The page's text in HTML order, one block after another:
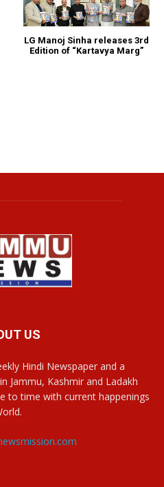
LG Manoj Sinha releases 3rd
Edition of “Kartavya Marg”
US
Hindi Newspaper and a
Jammu, Kashmir and Ladakh
to time with current happenings